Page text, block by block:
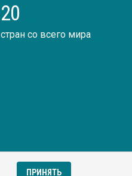
ПРИНЯТЬ
20
стран со всего мира